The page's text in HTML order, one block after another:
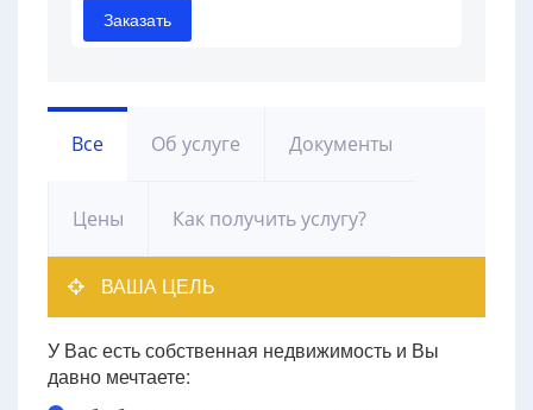
Все Об услуге Документы
Цены Как получить услугу?
ВАША ЦЕЛЬ
У Вас есть собственная недвижимость и Вы
давно мечтаете: